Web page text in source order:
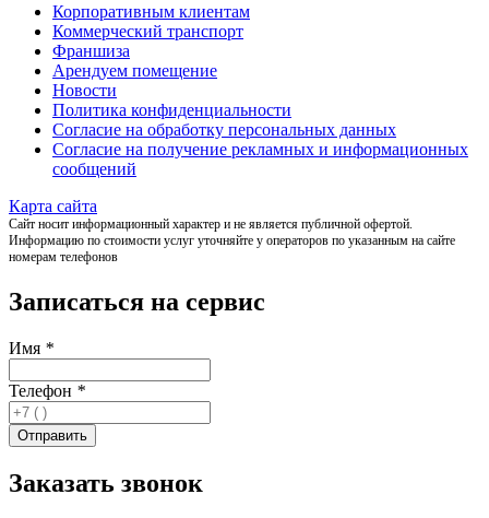
Корпоративным клиентам
Коммерческий транспорт
Франшиза
Арендуем помещение
Новости
Политика конфиденциальности
Согласие на обработку персональных данных
Согласие на получение рекламных и информационных
сообщений
Карта сайта
Сайт носит информационный характер и не является публичной офертой.
Информацию по стоимости услуг уточняйте у операторов по указанным на сайте
номерам телефонов
Записаться на сервис
Имя *
Телефон *
Заказать звонок